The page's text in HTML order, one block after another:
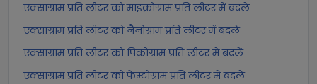
एक्साग्राम प्रति लीटर को माइक्रोग्राम प्रति लीटर में बदलें
एक्साग्राम प्रति लीटर को नैनोग्राम प्रति लीटर में बदलें
एक्साग्राम प्रति लीटर को पिकोग्राम प्रति लीटर में बदलें
एक्साग्राम प्रति लीटर को फेम्टोग्राम प्रति लीटर में बदलें